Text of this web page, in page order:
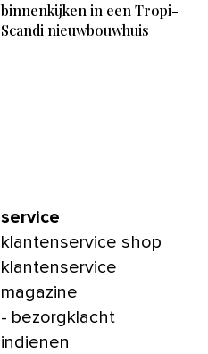
binnenkijken in een Tropi-
Scandi nieuwbouwhuis
service
klantenservice shop
klantenservice
magazine
- bezorgklacht
indienen